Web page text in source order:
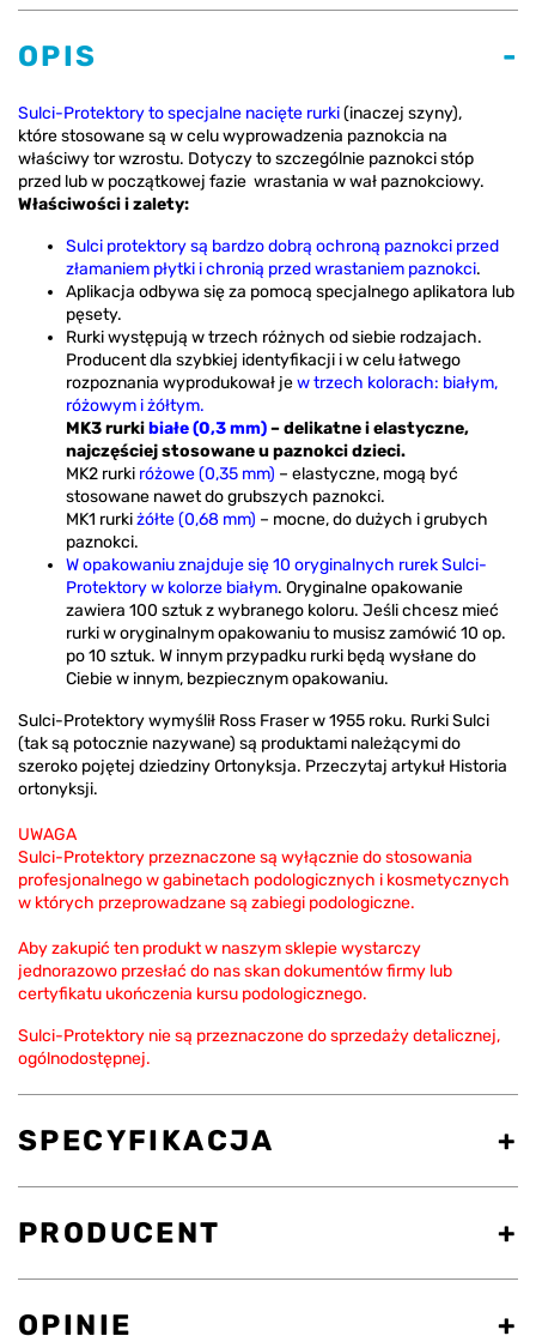
OPIS
Sulci-Protektory to specjalne nacięte rurki(inaczej szyny),
które stosowane są w celu wyprowadzenia paznokcia na
właściwy tor wzrostu. Dotyczy to szczególnie paznokci stóp
przed lub w początkowej fazie wrastania w wał paznokciowy.
Właściwości i zalety:
Sulci protektory są bardzo dobrą ochroną paznokci przed
złamaniem płytki i chronią przed wrastaniem paznokci.
Aplikacja odbywa się za pomocą specjalnego aplikatora lub
pęsety.
Rurki występują w trzech różnych od siebie rodzajach.
Producent dla szybkiej identyfikacji i w celu łatwego
rozpoznania wyprodukował jew trzech kolorach: białym,
różowym i żółtym.
MK3 rurkibiałe (0,3 mm)– delikatne i elastyczne,
najczęściej stosowane u paznokci dzieci.
MK2 rurki różowe (0,35 mm) – elastyczne, mogą być
stosowane nawet do grubszych paznokci.
MK1 rurkiżółte (0,68 mm) – mocne, do dużych i grubych
paznokci.
W opakowaniu znajduje się 10 oryginalnych rurek Sulci-
Protektory w kolorze białym. Oryginalne opakowanie
zawiera 100 sztuk z wybranego koloru. Jeśli chcesz mieć
rurki w oryginalnym opakowaniu to musisz zamówić 10 op.
po 10 sztuk. W innym przypadku rurki będą wysłane do
Ciebie w innym, bezpiecznym opakowaniu.
Sulci-Protektory wymyślił Ross Fraser w 1955 roku. Rurki Sulci
(tak są potocznie nazywane) są produktami należącymi do
szeroko pojętej dziedziny Ortonyksja. Przeczytaj artykuł Historia
ortonyksji.
UWAGA
Sulci-Protektory przeznaczone są wyłącznie do stosowania
profesjonalnego w gabinetach podologicznych i kosmetycznych
w których przeprowadzane są zabiegi podologiczne.
Aby zakupić ten produkt w naszym sklepie wystarczy
jednorazowo przesłać do nas skan dokumentów firmy lub
certyfikatu ukończenia kursu podologicznego.
Sulci-Protektory nie są przeznaczone do sprzedaży detalicznej,
ogólnodostępnej.
SPECYFIKACJA
PRODUCENT
OPINIE